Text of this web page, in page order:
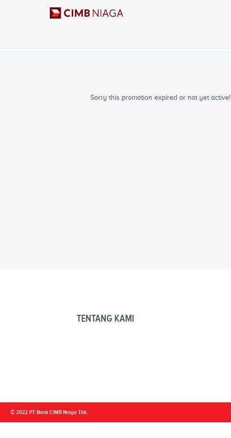
Sorry this promotion expired or not yet active!
TENTANG KAMI
© 2022 PT Bank CIMB Niaga Tbk.